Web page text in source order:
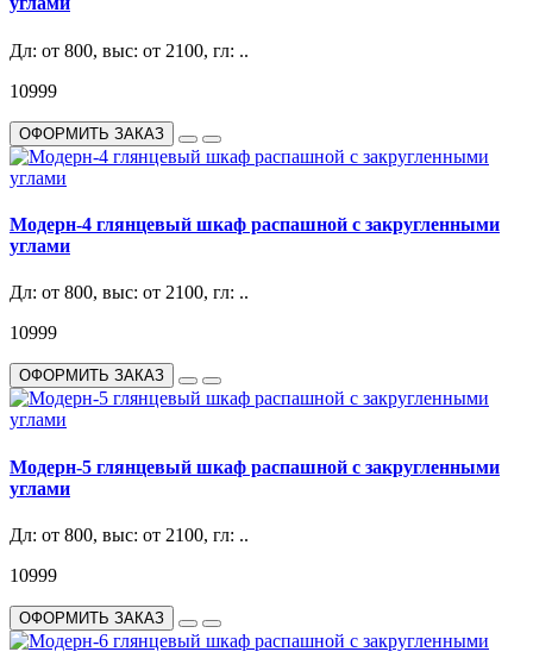
Дл: от 800, выс: от 2100, гл: ..
10999
ОФОРМИТЬ ЗАКАЗ
Модерн-4 глянцевый шкаф распашной с закругленными
углами
Дл: от 800, выс: от 2100, гл: ..
10999
ОФОРМИТЬ ЗАКАЗ
Модерн-5 глянцевый шкаф распашной с закругленными
углами
Дл: от 800, выс: от 2100, гл: ..
10999
ОФОРМИТЬ ЗАКАЗ